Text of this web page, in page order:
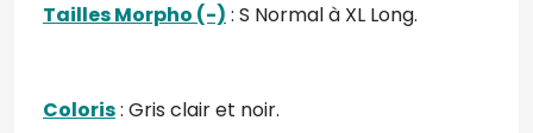
Tailles Morpho (-) : S Normal à XL Long.
Coloris: Gris clair et noir.